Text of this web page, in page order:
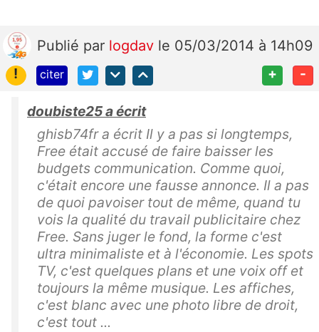
Publié par logdav le 05/03/2014 à 14h09
!
citer + -
doubiste25 a écrit
ghisb74fr a écrit Il y a pas si longtemps,
Free était accusé de faire baisser les
budgets communication. Comme quoi,
c'était encore une fausse annonce. Il a pas
de quoi pavoiser tout de même, quand tu
vois la qualité du travail publicitaire chez
Free. Sans juger le fond, la forme c'est
ultra minimaliste et à l'économie. Les spots
TV, c'est quelques plans et une voix off et
toujours la même musique. Les affiches,
c'est blanc avec une photo libre de droit,
c'est tout ...